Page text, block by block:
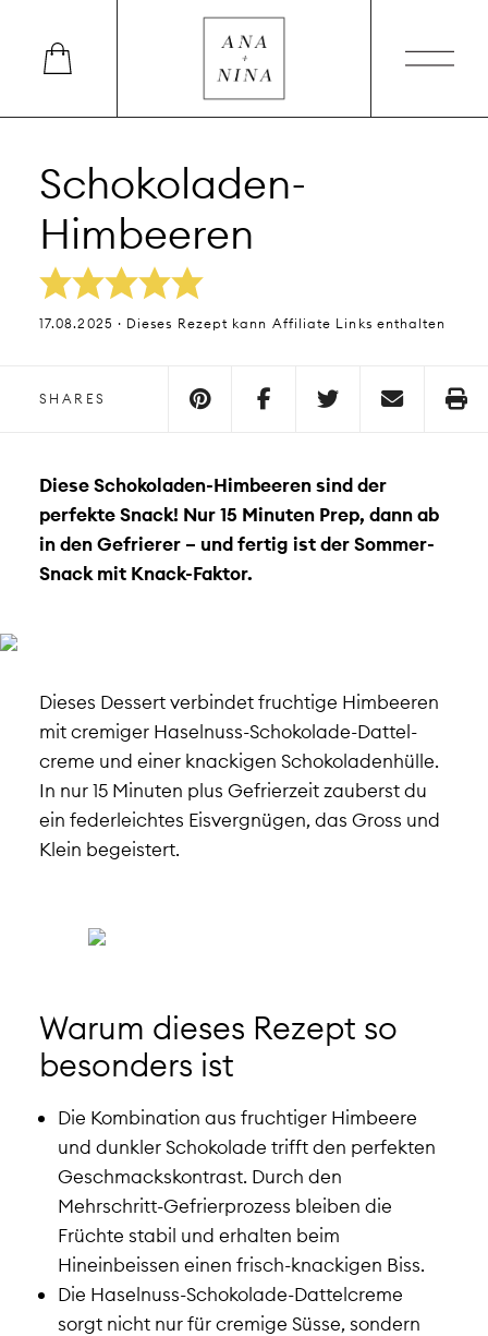
Schokoladen-
Himbeeren
17.08.2025 · Dieses Rezept kann Affiliate Links enthalten
SHARES
Diese Schokoladen-Himbeeren sind der
perfekte Snack! Nur 15 Minuten Prep, dann ab
in den Gefrierer – und fertig ist der Sommer-
Snack mit Knack-Faktor.
Dieses Dessert verbindet fruchtige Himbeeren
mit cremiger Haselnuss-Schokolade-Dattel­
creme und einer knackigen Schokoladenhülle.
In nur 15 Minuten plus Gefrierzeit zauberst du
ein federleichtes Eisvergnügen, das Gross und
Klein begeistert.
Warum dieses Rezept so
besonders ist
Die Kombination aus fruchtiger Himbeere
und dunkler Schokolade trifft den perfekten
Geschmackskontrast. Durch den
Mehrschritt-Gefrierprozess bleiben die
Früchte stabil und erhalten beim
Hineinbeissen einen frisch-knackigen Biss.
Die Haselnuss-Schokolade-Dattelcreme
sorgt nicht nur für cremige Süsse, sondern